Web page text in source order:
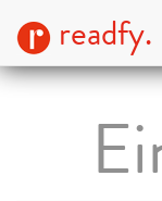
readfy.